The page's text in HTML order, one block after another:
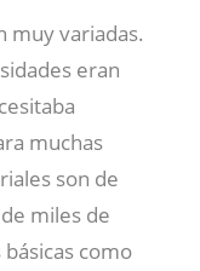
muy variadas.
eran
muchas
son de
miles de
como